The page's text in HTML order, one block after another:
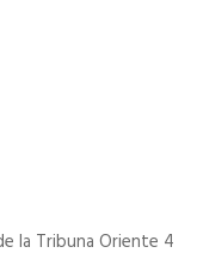
la Tribuna Oriente 4